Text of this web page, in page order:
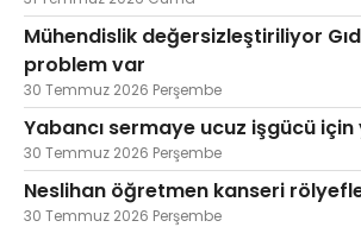
Mühendislik değersizleştiriliyor
problem var
30 Temmuz 2026 Perşembe
Yabancı sermaye ucuz işgücü için
30 Temmuz 2026 Perşembe
Neslihan öğretmen kanseri
30 Temmuz 2026 Perşembe